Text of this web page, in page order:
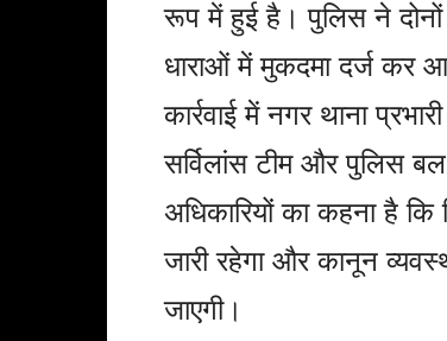
रूप में हुई है। पुलिस ने
धाराओं में मुकदमा दर्ज कर
कार्रवाई में नगर थाना
सर्विलांस टीम और पुलिस
अधिकारियों का कहना है
जारी रहेगा और कानून
जाएगी।